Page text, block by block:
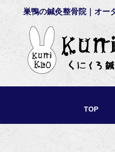
巣鴨の鍼灸整骨院｜オー
TOP